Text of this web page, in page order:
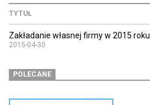
TYTUŁ
Zakładanie własnej firmy w 2015 roku
2015-04-30
POLECANE